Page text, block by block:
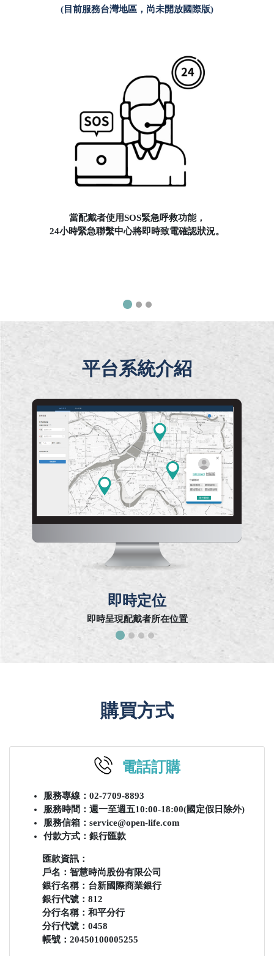
(目前服務台灣地區，尚未開放國際版)
當配戴者使用SOS緊急呼救功能，
24小時緊急聯繫中心將即時致電確認狀況。
平台系統介紹
即時定位
即時呈現配戴者所在位置
購買方式
電話訂購
服務專線：02-7709-8893
服務時間：週一至週五10:00-18:00(國定假日除外)
服務信箱：service@open-life.com
付款方式：銀行匯款
匯款資訊：
戶名：智慧時尚股份有限公司
銀行名稱：台新國際商業銀行
銀行代號：812
分行名稱：和平分行
分行代號：0458
帳號：20450100005255